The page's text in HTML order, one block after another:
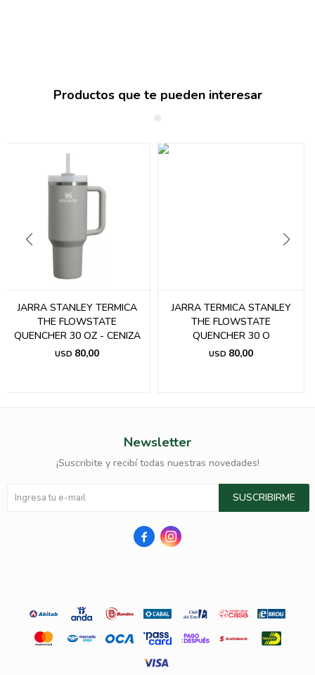
Productos que te pueden interesar
JARRA STANLEY TERMICA
THE FLOWSTATE
QUENCHER 30 OZ - CENIZA
USD 80,00
JARRA TERMICA STANLEY
THE FLOWSTATE
QUENCHER 30 O
USD 80,00
Newsletter
¡Suscribite y recibí todas nuestras novedades!
SUSCRIBIRME
 